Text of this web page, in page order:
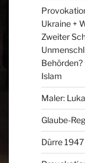
Ukraine +
Zweiter
Behörden?
Islam
Maler:
Glaube-
Dürre 1947